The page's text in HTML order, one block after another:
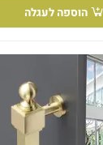
הוספה לעגלה